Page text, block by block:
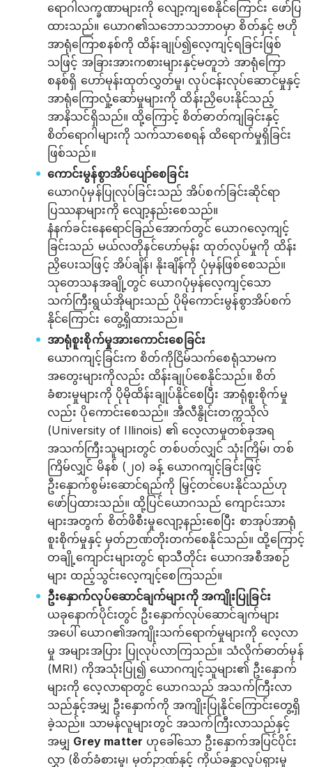
ရောဂါလက္ခဏာများကို လျော့ကျစေနိုင်ကြောင်း ဖော်ပြ
ထားသည်။ ယောဂ၏သဘောသဘာဝမှာ စိတ်နှင့် ဗဟို
အာရုံကြောစနစ်ကို ထိန်းချုပ်၍လေ့ကျင့်ရခြင်းဖြစ်
သဖြင့် အခြားအားကစားများနှင့်မတူဘဲ အာရုံကြော
စနစ်ရှိ ဟော်မုန်းထုတ်လွှတ်မှု၊ လုပ်ငန်းလုပ်ဆောင်မှုနှင့်
အာရုံကြောလှုံ့ဆော်မှုများကို ထိန်းညှိပေးနိုင်သည့်
အာနိသင်ရှိသည်။ ထို့ကြောင့် စိတ်ဓာတ်ကျခြင်းနှင့်
စိတ်ရောဂါများကို သက်သာစေရန် ထိရောက်မှုရှိခြင်း
ဖြစ်သည်။
ကောင်းမွန်စွာအိပ်ပျော်စေခြင်း
ယောဂပုံမှန်ပြုလုပ်ခြင်းသည် အိပ်စက်ခြင်းဆိုင်ရာ
ပြဿနာများကို လျော့နည်းစေသည်။
နံနက်ခင်းနေရောင်ခြည်အောက်တွင် ယောဂလေ့ကျင့်
ခြင်းသည် မယ်လတိုနင်ဟော်မုန်း ထုတ်လုပ်မှုကို ထိန်း
ညှိပေးသဖြင့် အိပ်ချိန်၊ နိုးချိန်ကို ပုံမှန်ဖြစ်စေသည်။
သုတေသနအချို့တွင် ယောဂပုံမှန်လေ့ကျင့်သော
သက်ကြီးရွယ်အိုများသည် ပိုမိုကောင်းမွန်စွာအိပ်စက်
နိုင်ကြောင်း တွေ့ရှိထားသည်။
အာရုံစူးစိုက်မှုအားကောင်းစေခြင်း
ယောဂကျင့်ခြင်းက စိတ်ကိုငြိမ်သက်စေရုံသာမက
အတွေးများကိုလည်း ထိန်းချုပ်စေနိုင်သည်။ စိတ်
ခံစားမှုများကို ပိုမိုထိန်းချုပ်နိုင်စေပြီး အာရုံစူးစိုက်မှု
လည်း ပိုကောင်းစေသည်။ အီလီနွိုင်းတက္ကသိုလ်
(University of Illinois) ၏ လေ့လာမှုတစ်ခုအရ
အသက်ကြီးသူများတွင် တစ်ပတ်လျှင် သုံးကြိမ်၊ တစ်
ကြိမ်လျှင် မိနစ် (၂၀) ခန့် ယောဂကျင့်ခြင်းဖြင့်
ဦးနှောက်စွမ်းဆောင်ရည်ကို မြှင့်တင်ပေးနိုင်သည်ဟု
ဖော်ပြထားသည်။ ထို့ပြင်ယောဂသည် ကျောင်းသား
များအတွက် စိတ်ဖိစီးမှုလျော့နည်းစေပြီး စာအုပ်အာရုံ
စူးစိုက်မှုနှင့် မှတ်ဉာဏ်တိုးတက်စေနိုင်သည်။ ထို့ကြောင့်
တချို့ကျောင်းများတွင် ရာသီတိုင်း ယောဂအစီအစဉ်
များ ထည့်သွင်းလေ့ကျင့်စေကြသည်။
ဦးနှောက်လုပ်ဆောင်ချက်များကို အကျိုးပြုခြင်း
ယခုနောက်ပိုင်းတွင် ဦးနှောက်လုပ်ဆောင်ချက်များ
အပေါ် ယောဂ၏အကျိုးသက်ရောက်မှုများကို လေ့လာ
မှု အများအပြား ပြုလုပ်လာကြသည်။ သံလိုက်ဓာတ်မှန်
(MRI) ကိုအသုံးပြု၍ ယောဂကျင့်သူများ၏ ဦးနှောက်
များကို လေ့လာရာတွင် ယောဂသည် အသက်ကြီးလာ
သည်နှင့်အမျှ ဦးနှောက်ကို အကျိုးပြုနိုင်ကြောင်းတွေ့ရှိ
ခဲ့သည်။ သာမန်လူများတွင် အသက်ကြီးလာသည်နှင့်
အမျှ Grey matter ဟုခေါ်သော ဦးနှောက်အပြင်ပိုင်း
လွှာ (စိတ်ခံစားမှု၊ မှတ်ဉာဏ်နှင့် ကိုယ်ခန္ဓာလှုပ်ရှားမှု